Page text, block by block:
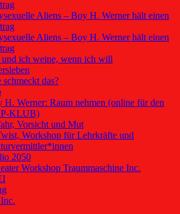
Aliens – Boy H. Werner hält einen
Aliens – Boy H. Werner hält einen
und ich weine, wenn ich will
schmeckt das?
H. Werner: Raum nehmen (online für den
KLUB)
Vorsicht und Mut
Workshop für Lehrkräfte und
2050
Workshop Traummaschine Inc.